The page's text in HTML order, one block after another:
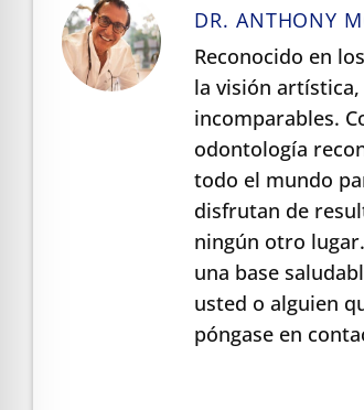
DR. ANTHONY
Reconocido en
la visión
incomparables.
odontología
todo el mundo
disfrutan de
ningún otro
una base
usted o alguien
póngase en